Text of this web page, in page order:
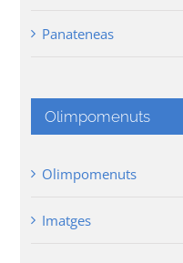
Panateneas
Olimpomenuts
Olimpomenuts
Imatges